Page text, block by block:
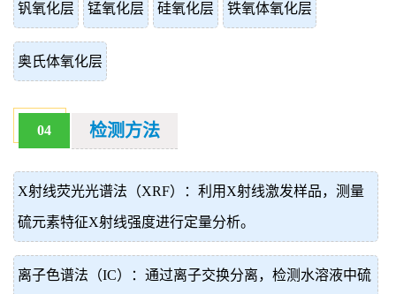
钒氧化层 锰氧化层 硅氧化层 铁氧体氧化层
奥氏体氧化层
04 检测方法
X射线荧光光谱法（XRF）：利用X射线激发样品，测量
硫元素特征X射线强度进行定量分析。
离子色谱法（IC）：通过离子交换分离，检测水溶液中硫